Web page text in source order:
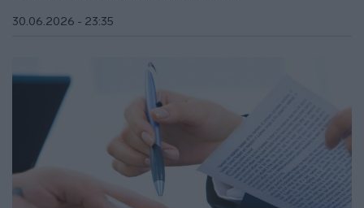
30.06.2026 - 23:35